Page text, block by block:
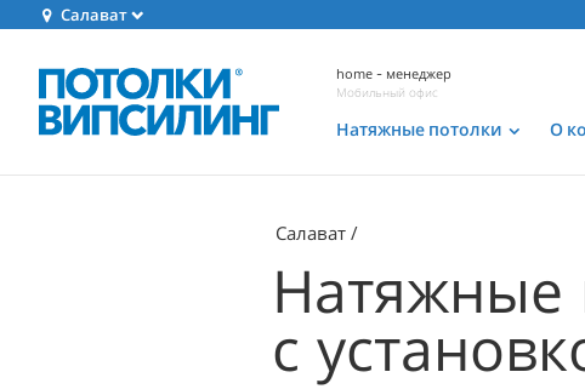
Салават
home - менеджер
Мобильный офис
Натяжные потолки О
Салават
Натяжные
с